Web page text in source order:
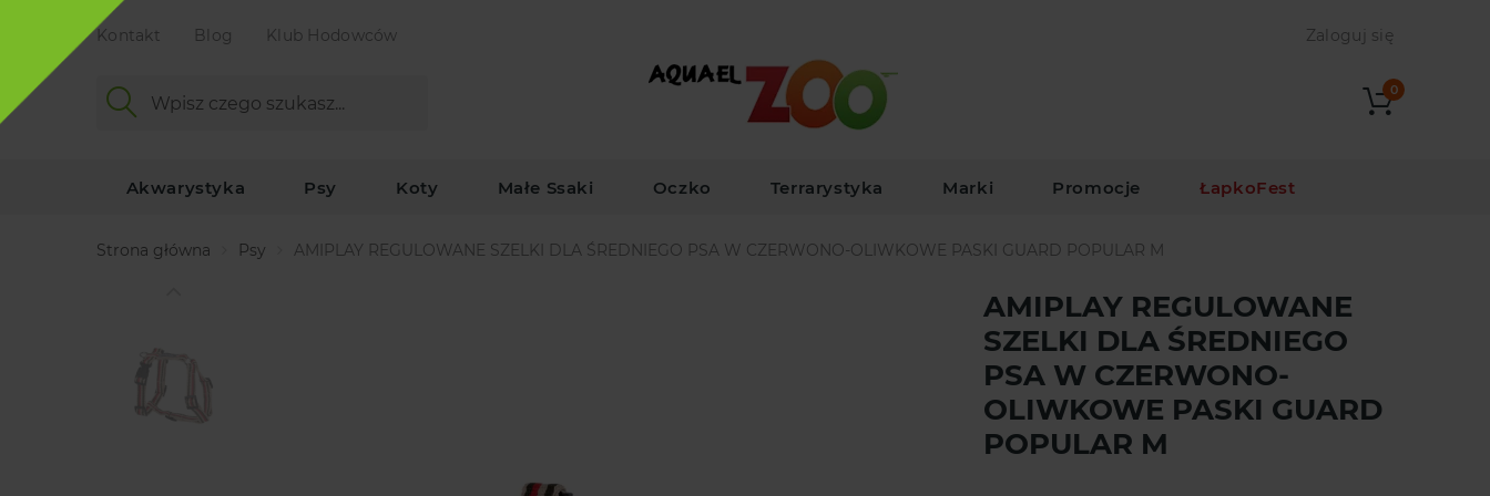
Kontakt Blog Klub Hodowców Zaloguj się
0
Akwarystyka Psy Koty Małe Ssaki Oczko Terrarystyka Marki Promocje ŁapkoFest
Strona główna Psy AMIPLAY REGULOWANE SZELKI DLA ŚREDNIEGO PSA W CZERWONO-OLIWKOWE PASKI GUARD POPULAR M
AMIPLAY REGULOWANE
SZELKI DLA ŚREDNIEGO
PSA W CZERWONO-
OLIWKOWE PASKI GUARD
POPULAR M